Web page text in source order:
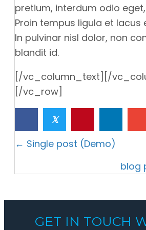
pretium, interdum odio
Proin tempus ligula et lacus
In pulvinar nisl dolor, non
blandit id.
[/vc_column_text][/
[/vc_row]
𝕏
POSTS
← Single post (Demo)
blog
GET IN TOUCH